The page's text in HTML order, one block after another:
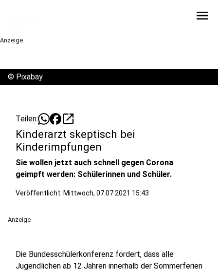
menu
Anzeige
© Pixabay
Teilen: open_in_new
Kinderarzt skeptisch bei
Kinderimpfungen
Sie wollen jetzt auch schnell gegen Corona
geimpft werden: Schülerinnen und Schüler.
Veröffentlicht: Mittwoch, 07.07.2021 15:43
Anzeige
Die Bundesschülerkonferenz fordert, dass alle
Jugendlichen ab 12 Jahren innerhalb der Sommerferien